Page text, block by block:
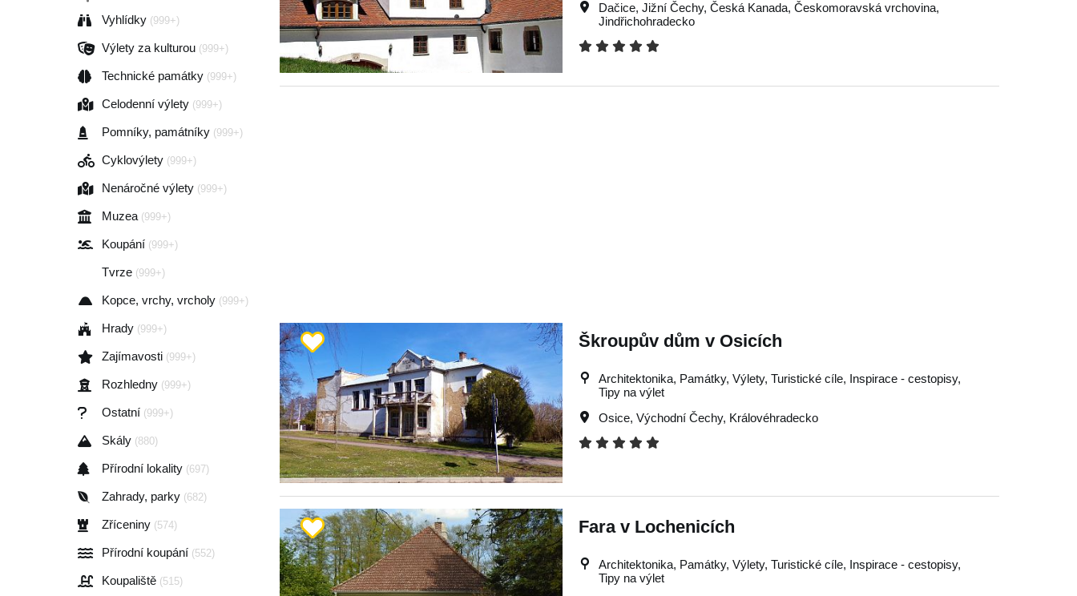
Vyhlídky (999+)
Výlety za kulturou (999+)
Technické památky (999+)
Celodenní výlety (999+)
Pomníky, památníky (999+)
Cyklovýlety (999+)
Nenáročné výlety (999+)
Muzea (999+)
Koupání (999+)
Tvrze (999+)
Kopce, vrchy, vrcholy (999+)
Hrady (999+)
Zajímavosti (999+)
Rozhledny (999+)
Ostatní (999+)
Skály (880)
Přírodní lokality (697)
Zahrady, parky (682)
Zříceniny (574)
Přírodní koupání (552)
Koupaliště (515)
Dačice,Jižní Čechy,Česká Kanada,Českomoravská vrchovina,
Jindřichohradecko
Škroupův dům v Osicích
Architektonika, Památky, Výlety, Turistické cíle, Inspirace - cestopisy,
Tipy na výlet
Osice,Východní Čechy, Královéhradecko
Fara v Lochenicích
Architektonika, Památky, Výlety, Turistické cíle, Inspirace - cestopisy,
Tipy na výlet